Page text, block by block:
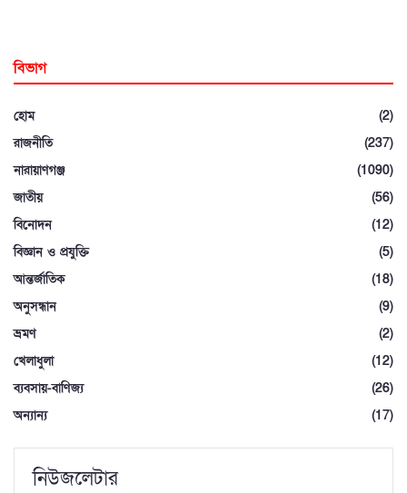
বিভাগ
হোম
(2)
রাজনীতি
(237)
নারায়াণগঞ্জ
(1090)
জাতীয়
(56)
বিনোদন
(12)
বিজ্ঞান ও প্রযুক্তি
(5)
আন্তর্জাতিক
(18)
অনুসন্ধান
(9)
ভ্রমণ
(2)
খেলাধুলা
(12)
ব্যবসায়-বাণিজ্য
(26)
অন্যান্য
(17)
নিউজলেটার